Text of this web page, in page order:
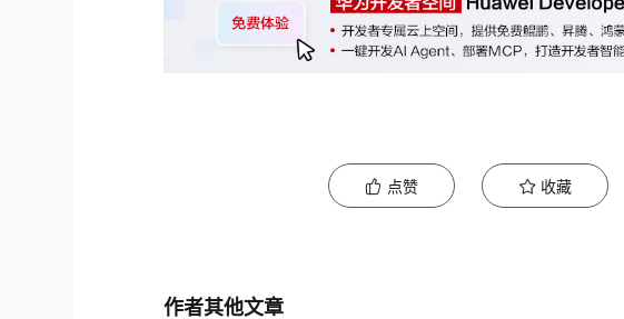
点赞 收藏
作者其他文章